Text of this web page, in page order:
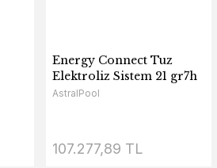
Energy Connect Tuz
Elektroliz Sistem 21 gr7h
AstralPool
107.277,89 TL